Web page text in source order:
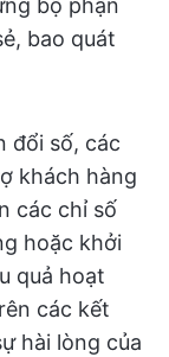
bộ phận
bao quát
đổi số, các
khách hàng
các chỉ số
hoặc khởi
quả hoạt
các kết
hài lòng của